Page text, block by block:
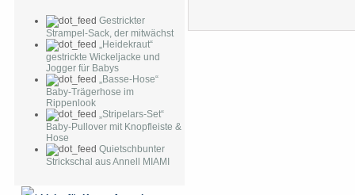
Gestrickter
Strampel-Sack, der mitwächst
„Heidekraut“
gestrickte Wickeljacke und
Jogger für Babys
„Basse-Hose“
Baby-Trägerhose im
Rippenlook
„Stripelars-Set“
Baby-Pullover mit Knopfleiste &
Hose
Quietschbunter
Strickschal aus Annell MIAMI